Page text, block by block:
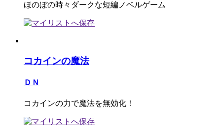
ほのぼの時々ダークな短編ノベルゲーム
コカインの魔法
ＤＮ
コカインの力で魔法を無効化！